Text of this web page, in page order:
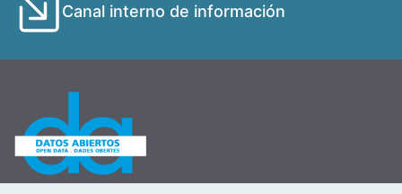
Canal interno de información